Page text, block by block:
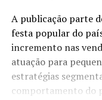
A publicação parte
festa popular do
incremento nas
atuação para
estratégias
comportamento do